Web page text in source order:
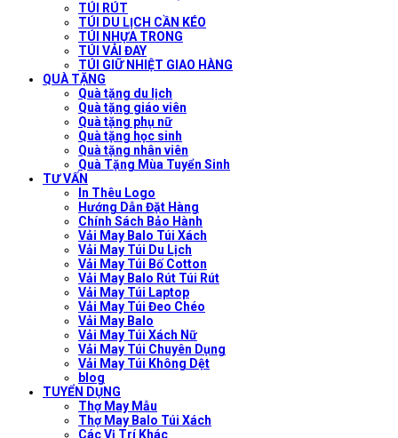
TÚI RÚT
TÚI DU LỊCH CẦN KÉO
TÚI NHỰA TRONG
TÚI VẢI ĐAY
TÚI GIỮ NHIỆT GIAO HÀNG
QUÀ TẶNG
Quà tặng du lịch
Quà tặng giáo viên
Quà tặng phụ nữ
Quà tặng học sinh
Quà tặng nhân viên
Quà Tặng Mùa Tuyển Sinh
TƯ VẤN
In Thêu Logo
Hướng Dẫn Đặt Hàng
Chính Sách Bảo Hành
Vải May Balo Túi Xách
Vải May Túi Du Lịch
Vải May Túi Bố Cotton
Vải May Balo Rút Túi Rút
Vải May Túi Laptop
Vải May Túi Đeo Chéo
Vải May Balo
Vải May Túi Xách Nữ
Vải May Túi Chuyên Dụng
Vải May Túi Không Dệt
blog
TUYỂN DỤNG
Thợ May Mẫu
Thợ May Balo Túi Xách
Các Vị Trí Khác